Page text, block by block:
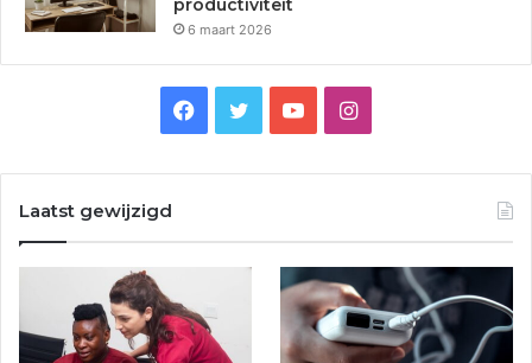
productiviteit
6 maart 2026
Facebook
TwitterYouTubeInstagram
Laatst gewijzigd